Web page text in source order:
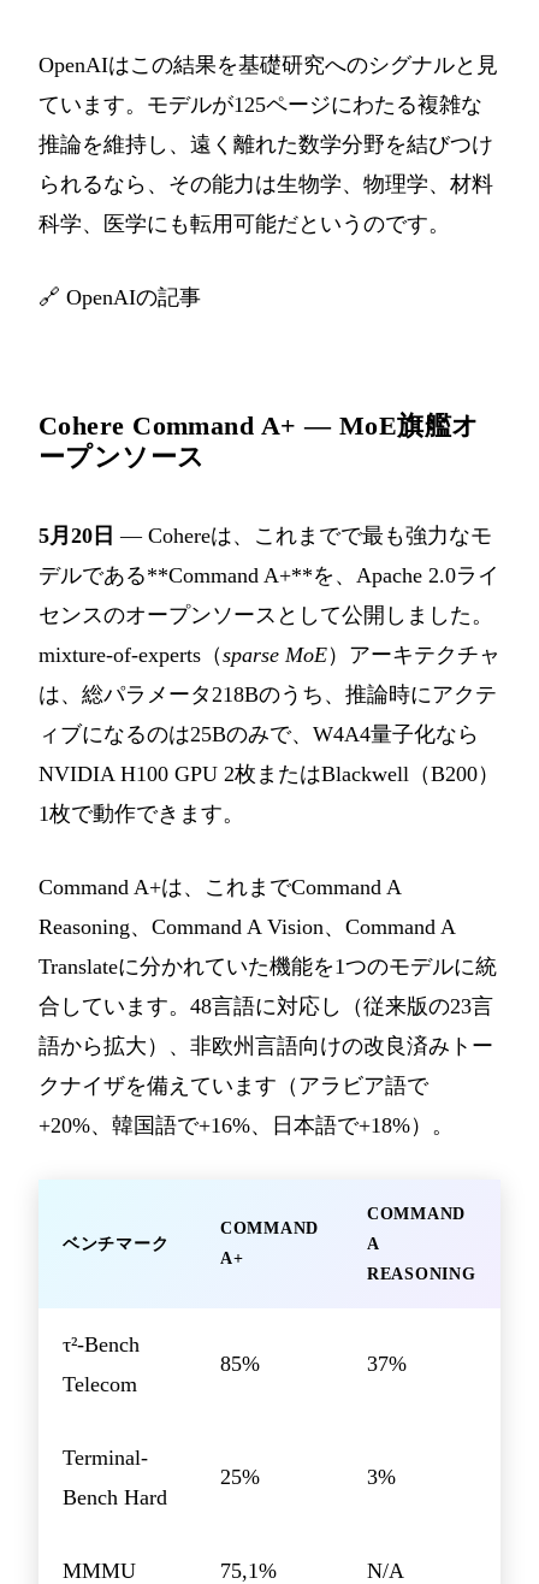
OpenAIはこの結果を基礎研究へのシグナルと見
ています。モデルが125ページにわたる複雑な
推論を維持し、遠く離れた数学分野を結びつけ
られるなら、その能力は生物学、物理学、材料
科学、医学にも転用可能だというのです。
🔗 OpenAIの記事
Cohere Command A+ — MoE旗艦オ
ープンソース
5月20日 — Cohereは、これまでで最も強力なモ
デルである**Command A+**を、Apache 2.0ライ
センスのオープンソースとして公開しました。
mixture-of-experts（sparse MoE）アーキテクチャ
は、総パラメータ218Bのうち、推論時にアクテ
ィブになるのは25Bのみで、W4A4量子化なら
NVIDIA H100 GPU 2枚またはBlackwell（B200）
1枚で動作できます。
Command A+は、これまでCommand A
Reasoning、Command A Vision、Command A
Translateに分かれていた機能を1つのモデルに統
合しています。48言語に対応し（従来版の23言
語から拡大）、非欧州言語向けの改良済みトー
クナイザを備えています（アラビア語で
+20%、韓国語で+16%、日本語で+18%）。
ベンチマーク
COMMAND
A+
COMMAND
A
REASONING
τ²-Bench
Telecom
85% 37%
Terminal-
Bench Hard
25% 3%
MMMU 75,1% N/A